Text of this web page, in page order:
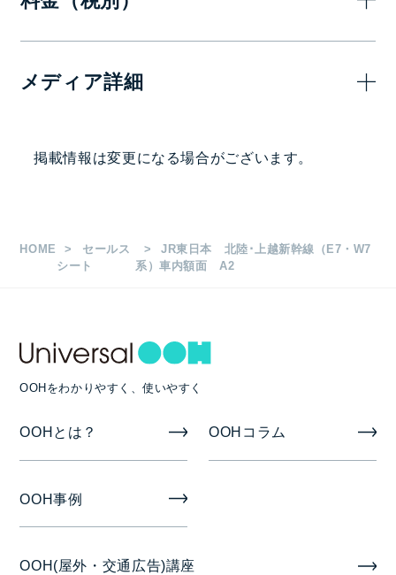
1ヶ月
—
メディア詳細
枚数
掲載情報は変更になる場合がございます。
HOME
セールス
シート
JR東日本 北陸･上越新幹線（E7・W7
系）車内額面 A2
OOHをわかりやすく、使いやすく
OOHとは？ OOHコラム
OOH事例
OOH(屋外・交通広告)講座